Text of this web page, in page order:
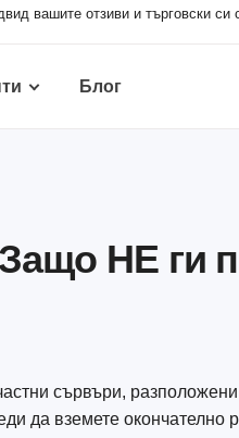
вашите отзиви и търговски
Блог
НЕ ги
сървъри,
да вземете окончателно